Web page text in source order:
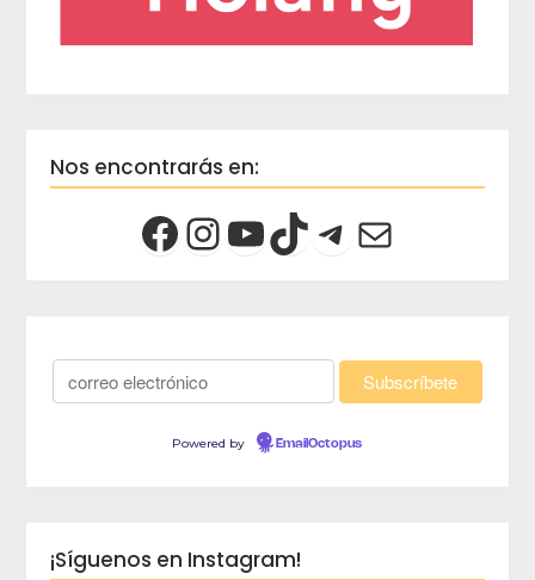
Nos encontrarás en:
Powered by EmailOctopus
¡Síguenos en Instagram!